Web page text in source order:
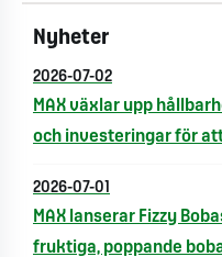
Nyheter
2026-07-02
MAX växlar upp
och investeringar för
2026-07-01
MAX lanserar Fizzy
fruktiga, poppande